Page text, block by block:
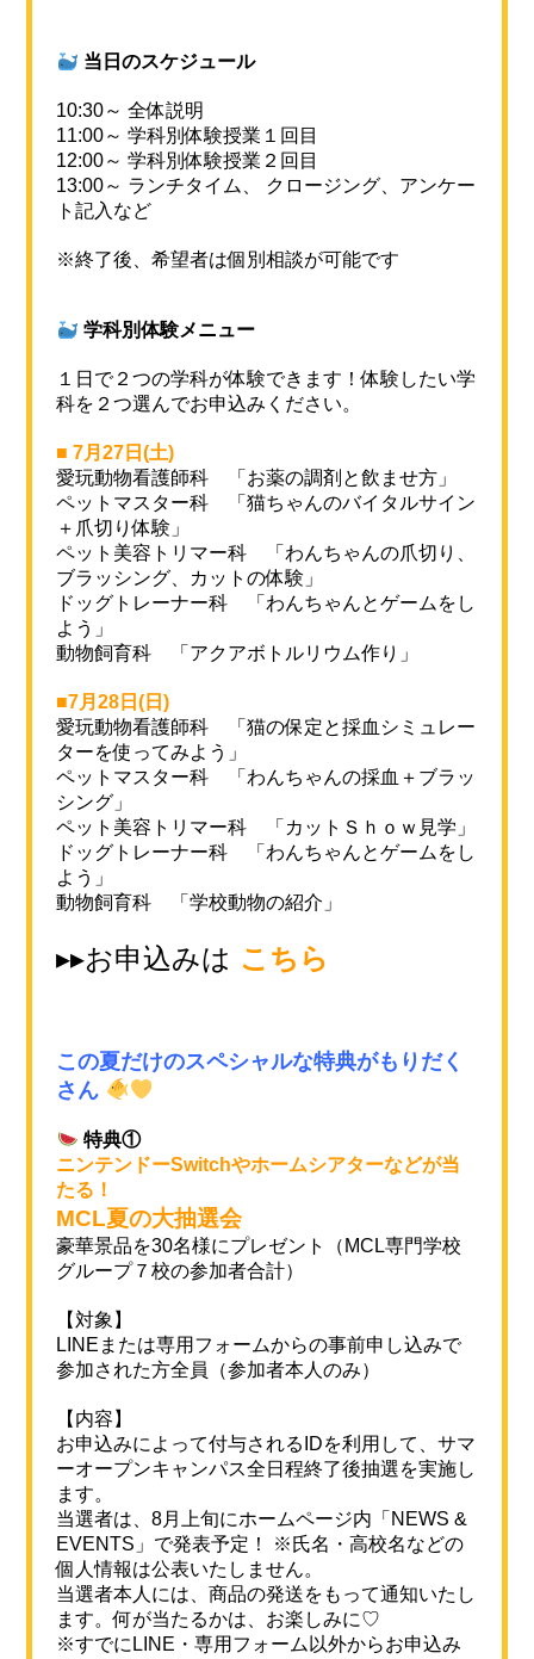
当日のスケジュール
10:30～ 全体説明
11:00～ 学科別体験授業１回目
12:00～ 学科別体験授業２回目
13:00～ ランチタイム、 クロージング、アンケー
ト記入など
※終了後、希望者は個別相談が可能です
学科別体験メニュー
１日で２つの学科が体験できます！体験したい学
科を２つ選んでお申込みください。
■ 7月27日(土)
愛玩動物看護師科 「お薬の調剤と飲ませ方」
ペットマスター科 「猫ちゃんのバイタルサイン
＋爪切り体験」
ペット美容トリマー科 「わんちゃんの爪切り、
ブラッシング、カットの体験 」
ドッグトレーナー科 「わんちゃんとゲームをし
よう」
動物飼育科 「 アクアボトルリウム作り」
■7月28日(日)
愛玩動物看護師科 「猫の保定と採血シミュレー
ターを使ってみよう」
ペットマスター科 「わんちゃんの採血＋ブラッ
シング」
ペット美容トリマー科 「カットＳｈｏｗ見学」
ドッグトレーナー科 「わんちゃんとゲームをし
よう」
動物飼育科 「学校動物の紹介 」
▸▸お申込みは こちら
この夏だけのスペシャルな特典がもりだく
さん
特典①
ニンテンドーSwitchやホームシアターなどが当
たる！
MCL夏の大抽選会
豪華景品を30名様にプレゼント（MCL専門学校
グループ７校の参加者合計）
【対象】
LINEまたは専用フォームからの事前申し込みで
参加された方全員（参加者本人のみ）
【内容】
お申込みによって付与されるIDを利用して、サマ
ーオープンキャンパス全日程終了後抽選を実施し
ます。
当選者は、8月上旬にホームページ内「NEWS &
EVENTS」で発表予定！ ※氏名・高校名などの
個人情報は公表いたしません。
当選者本人には、商品の発送をもって通知いたし
ます。何が当たるかは、お楽しみに♡
※すでにLINE・専用フォーム以外からお申込み